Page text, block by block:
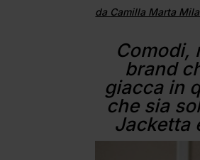
da Camilla Marta
Comodi,
brand
giacca in
che sia
Jacketta